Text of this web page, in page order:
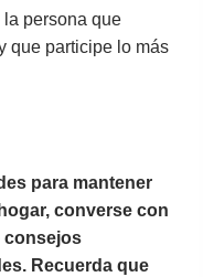
persona que
que participe lo más
para mantener
converse con
consejos
Recuerda que